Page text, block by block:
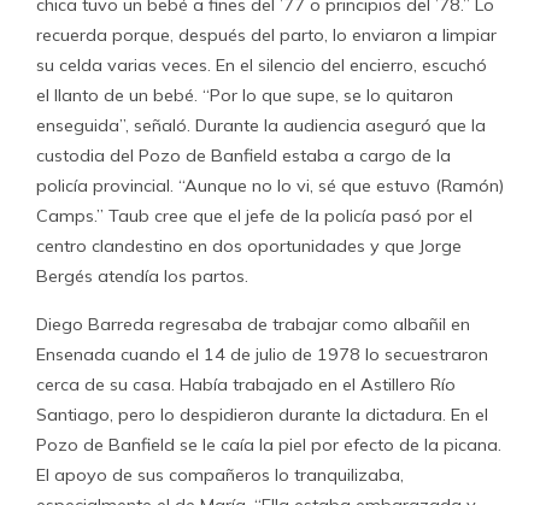
chica tuvo un bebé a fines del ’77 o principios del ’78.” Lo
recuerda porque, después del parto, lo enviaron a limpiar
su celda varias veces. En el silencio del encierro, escuchó
el llanto de un bebé. “Por lo que supe, se lo quitaron
enseguida”, señaló. Durante la audiencia aseguró que la
custodia del Pozo de Banfield estaba a cargo de la
policía provincial. “Aunque no lo vi, sé que estuvo (Ramón)
Camps.” Taub cree que el jefe de la policía pasó por el
centro clandestino en dos oportunidades y que Jorge
Bergés atendía los partos.
Diego Barreda regresaba de trabajar como albañil en
Ensenada cuando el 14 de julio de 1978 lo secuestraron
cerca de su casa. Había trabajado en el Astillero Río
Santiago, pero lo despidieron durante la dictadura. En el
Pozo de Banfield se le caía la piel por efecto de la picana.
El apoyo de sus compañeros lo tranquilizaba,